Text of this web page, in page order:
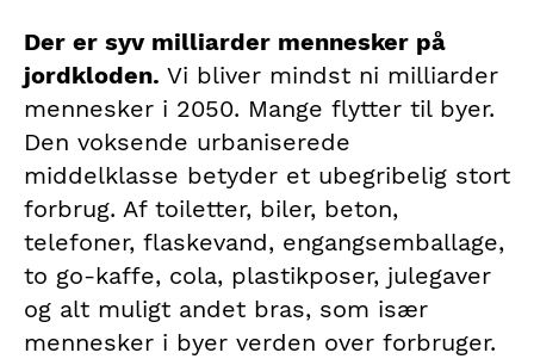
Der er syv milliarder mennesker på
jordkloden. Vi bliver mindst ni milliarder
mennesker i 2050. Mange flytter til byer.
Den voksende urbaniserede
middelklasse betyder et ubegribelig stort
forbrug. Af toiletter, biler, beton,
telefoner, flaskevand, engangsemballage,
to go-kaffe, cola, plastikposer, julegaver
og alt muligt andet bras, som især
mennesker i byer verden over forbruger.